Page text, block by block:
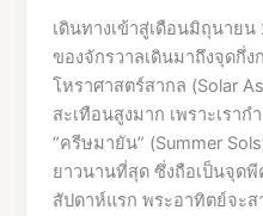
เดินทางเข้าสู่เดือนมิถุนาย
ของจักรวาลเดินมาถึงจุดกึ่
โหราศาสตร์สากล (Solar
สะเทือนสูงมาก เพราะเรา
“ครีษมายัน” (Summer
ยาวนานที่สุด ซึ่งถือเป็นจุด
สัปดาห์แรก พระอาทิตย์จะ